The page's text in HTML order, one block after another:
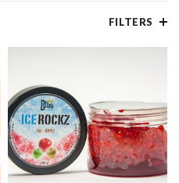
FILTERS